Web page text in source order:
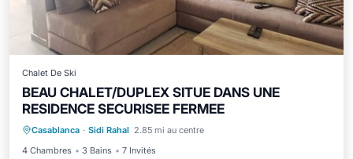
Chalet De Ski
BEAU CHALET/DUPLEX SITUE DANS UNE
RESIDENCE SECURISEE FERMEE
Casablanca · Sidi Rahal 2.85 mi au centre
4 Chambres
3 Bains 7 Invités
Piscine Internet
Animaux acceptés
Adapté aux enfants